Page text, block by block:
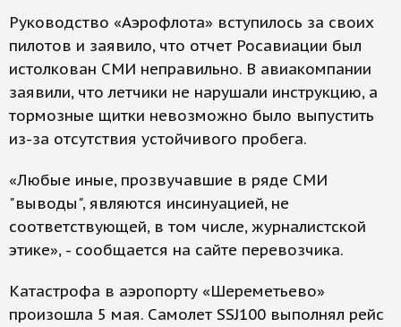
Руководство «Аэрофлота» вступилось за своих
пилотов и заявило, что отчет Росавиации был
истолкован СМИ неправильно. В авиакомпании
заявили, что летчики не нарушали инструкцию, а
тормозные щитки невозможно было выпустить
из-за отсутствия устойчивого пробега.
«Любые иные, прозвучавшие в ряде СМИ
"выводы", являются инсинуацией, не
соответствующей, в том числе, журналистской
этике», - сообщается на сайте перевозчика.
Катастрофа в аэропорту «Шереметьево»
произошла 5 мая. Самолет SSJ100 выполнял рейс